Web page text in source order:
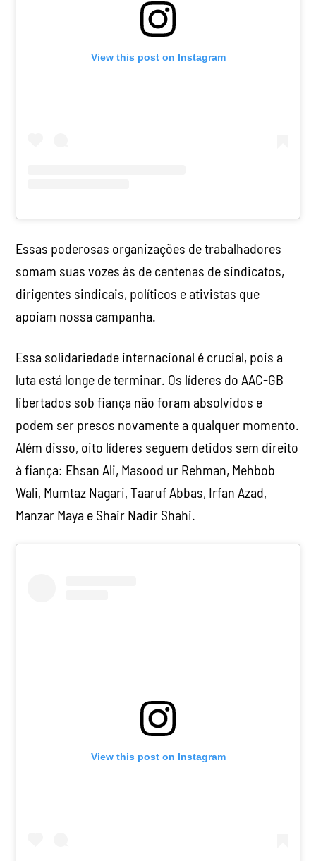
View this post on Instagram
Essas poderosas organizações de trabalhadores
somam suas vozes às de centenas de sindicatos,
dirigentes sindicais, políticos e ativistas que
apoiam nossa campanha.
Essa solidariedade internacional é crucial, pois a
luta está longe de terminar. Os líderes do AAC-GB
libertados sob fiança não foram absolvidos e
podem ser presos novamente a qualquer momento.
Além disso, oito líderes seguem detidos sem direito
à fiança: Ehsan Ali, Masood ur Rehman, Mehbob
Wali, Mumtaz Nagari, Taaruf Abbas, Irfan Azad,
Manzar Maya e Shair Nadir Shahi.
View this post on Instagram